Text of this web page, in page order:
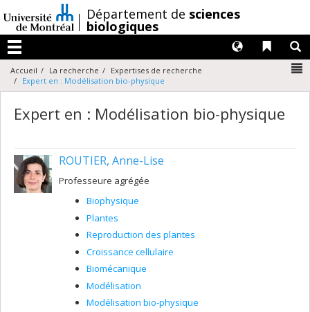
au
contenu
/Département de sciences
biologiques
Menu
Liens
Langues
Accueil La recherche
Expertises de recherche
Expert en : Modélisation bio-physique
Expert en : Modélisation bio-physique
ROUTIER, Anne-Lise
Professeure agrégée
Biophysique
Plantes
Reproduction des plantes
Croissance cellulaire
Biomécanique
Modélisation
Modélisation bio-physique